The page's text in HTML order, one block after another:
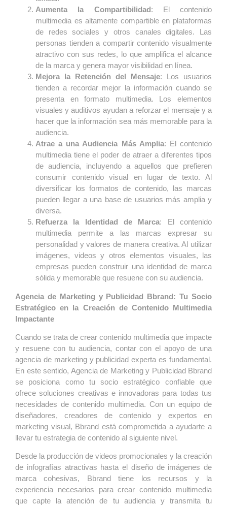
Aumenta la Compartibilidad: El contenido
multimedia es altamente compartible en plataformas
de redes sociales y otros canales digitales. Las
personas tienden a compartir contenido visualmente
atractivo con sus redes, lo que amplifica el alcance
de la marca y genera mayor visibilidad en línea.
Mejora la Retención del Mensaje: Los usuarios
tienden a recordar mejor la información cuando se
presenta en formato multimedia. Los elementos
visuales y auditivos ayudan a reforzar el mensaje y a
hacer que la información sea más memorable para la
audiencia.
Atrae a una Audiencia Más Amplia: El contenido
multimedia tiene el poder de atraer a diferentes tipos
de audiencia, incluyendo a aquellos que prefieren
consumir contenido visual en lugar de texto. Al
diversificar los formatos de contenido, las marcas
pueden llegar a una base de usuarios más amplia y
diversa.
Refuerza la Identidad de Marca: El contenido
multimedia permite a las marcas expresar su
personalidad y valores de manera creativa. Al utilizar
imágenes, videos y otros elementos visuales, las
empresas pueden construir una identidad de marca
sólida y memorable que resuene con su audiencia.
Agencia de Marketing y Publicidad Bbrand: Tu Socio
Estratégico en la Creación de Contenido Multimedia
Impactante
Cuando se trata de crear contenido multimedia que impacte
y resuene con tu audiencia, contar con el apoyo de una
agencia de marketing y publicidad experta es fundamental.
En este sentido, Agencia de Marketing y Publicidad Bbrand
se posiciona como tu socio estratégico confiable que
ofrece soluciones creativas e innovadoras para todas tus
necesidades de contenido multimedia. Con un equipo de
diseñadores, creadores de contenido y expertos en
marketing visual, Bbrand está comprometida a ayudarte a
llevar tu estrategia de contenido al siguiente nivel.
Desde la producción de videos promocionales y la creación
de infografías atractivas hasta el diseño de imágenes de
marca cohesivas, Bbrand tiene los recursos y la
experiencia necesarios para crear contenido multimedia
que capte la atención de tu audiencia y transmita tu